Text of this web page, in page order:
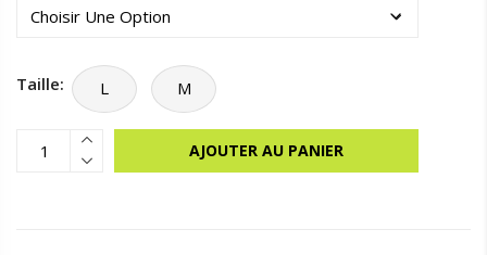
Taille: L M
AJOUTER AU PANIER